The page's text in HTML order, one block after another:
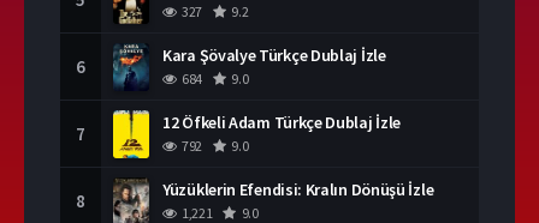
327 9.2
6 Kara Şövalye Türkçe Dublaj İzle
684 9.0
7 12 Öfkeli Adam Türkçe Dublaj İzle
792 9.0
8 Yüzüklerin Efendisi: Kralın Dönüşü İzle
1,221 9.0